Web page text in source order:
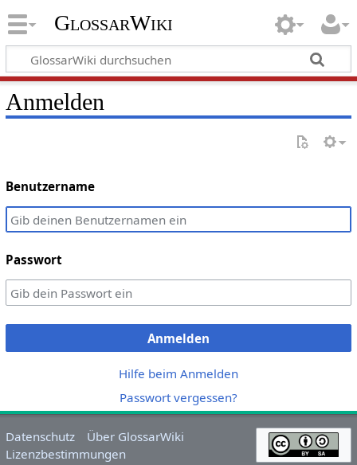
GlossarWiki
Anmelden
Benutzername
Passwort
Anmelden
Hilfe beim Anmelden
Passwort vergessen?
Datenschutz
Über GlossarWiki
Lizenzbestimmungen